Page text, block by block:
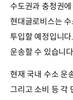
수도권과 충청권
현대글로비스는
투입할 예정입니
운송할 수 있습니
현재 국내 수소 운
그리고 소비 등 각